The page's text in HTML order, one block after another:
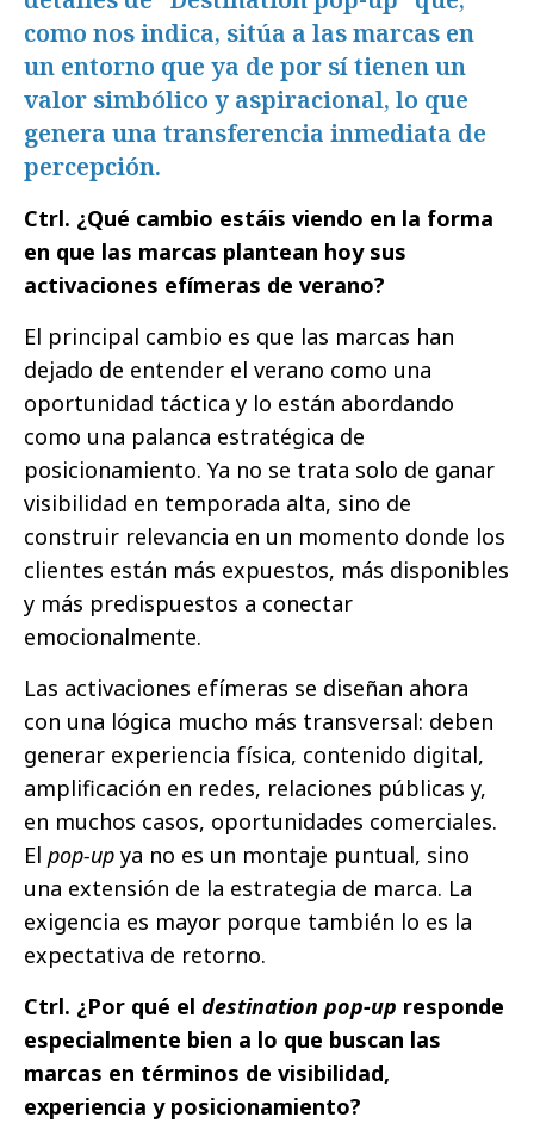
como nos indica, sitúa a las marcas en
un entorno que ya de por sí tienen un
valor simbólico y aspiracional, lo que
genera una transferencia inmediata de
percepción.
Ctrl. ¿Qué cambio estáis viendo en la forma
en que las marcas plantean hoy sus
activaciones efímeras de verano?
El principal cambio es que las marcas han
dejado de entender el verano como una
oportunidad táctica y lo están abordando
como una palanca estratégica de
posicionamiento. Ya no se trata solo de ganar
visibilidad en temporada alta, sino de
construir relevancia en un momento donde los
clientes están más expuestos, más disponibles
y más predispuestos a conectar
emocionalmente.
Las activaciones efímeras se diseñan ahora
con una lógica mucho más transversal: deben
generar experiencia física, contenido digital,
amplificación en redes, relaciones públicas y,
en muchos casos, oportunidades comerciales.
El pop-up ya no es un montaje puntual, sino
una extensión de la estrategia de marca. La
exigencia es mayor porque también lo es la
expectativa de retorno.
Ctrl. ¿Por qué el destination pop-up responde
especialmente bien a lo que buscan las
marcas en términos de visibilidad,
experiencia y posicionamiento?